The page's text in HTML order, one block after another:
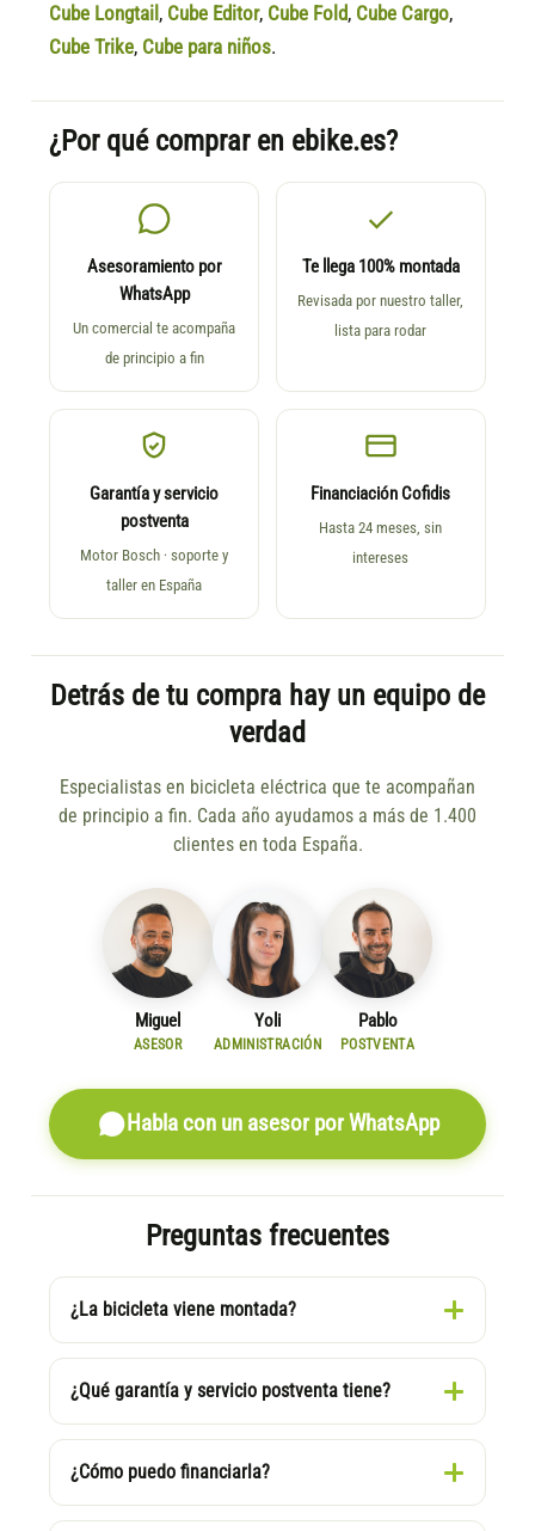
Cube Longtail , Cube Editor, Cube Fold, Cube Cargo,
Cube Trike, Cube para niños.
¿Por qué comprar en ebike.es?
Asesoramiento por
WhatsApp
Un comercial te acompaña
de principio a fin
Te llega 100% montada
Revisada por nuestro taller,
lista para rodar
Garantía y servicio
postventa
Motor Bosch · soporte y
taller en España
Financiación Cofidis
Hasta 24 meses, sin
intereses
Detrás de tu compra hay un equipo de
verdad
Especialistas en bicicleta eléctrica que te acompañan
de principio a fin. Cada año ayudamos a más de 1.400
clientes en toda España.
Miguel
ASESOR
Yoli
ADMINISTRACIÓN
Pablo
POSTVENTA
Habla con un asesor por WhatsApp
Preguntas frecuentes
¿La bicicleta viene montada?
¿Qué garantía y servicio postventa tiene?
¿Cómo puedo financiarla?